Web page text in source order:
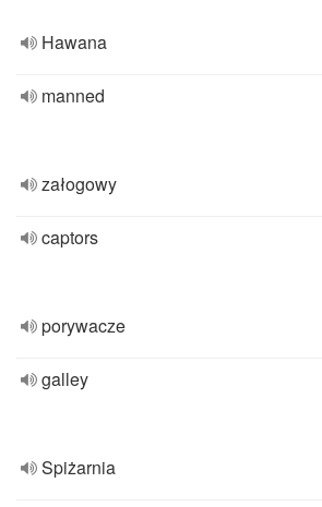
Hawana
manned
załogowy
captors
porywacze
galley
Spiżarnia